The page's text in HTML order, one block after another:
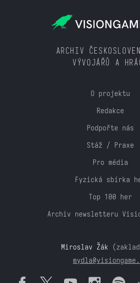
ARCHIV
VÝVOJÁŘŮ A
O projektu
Redakce
Podpořte nás
Stáž / Praxe
Pro média
Fyzická sbírka
Top 100 her
Archiv newsletteru
Miroslav Žák